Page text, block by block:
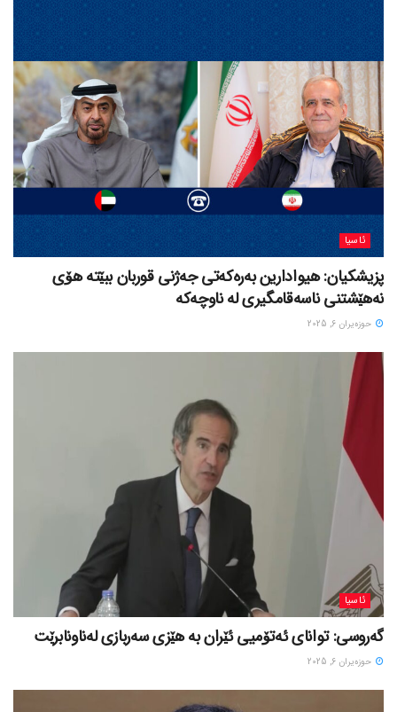
ئاسیا
پزیشکیان: هیوادارین بەرەکەتی جەژنی قوربان ببێتە هۆی
نەهێشتنی ناسەقامگیری لە ناوچەکە
حوزه‌یران 6, 2025
ئاسیا
گەروسی: توانای ئەتۆمیی ئێران بە هێزی سەربازی لەناونابرێت
حوزه‌یران 6, 2025